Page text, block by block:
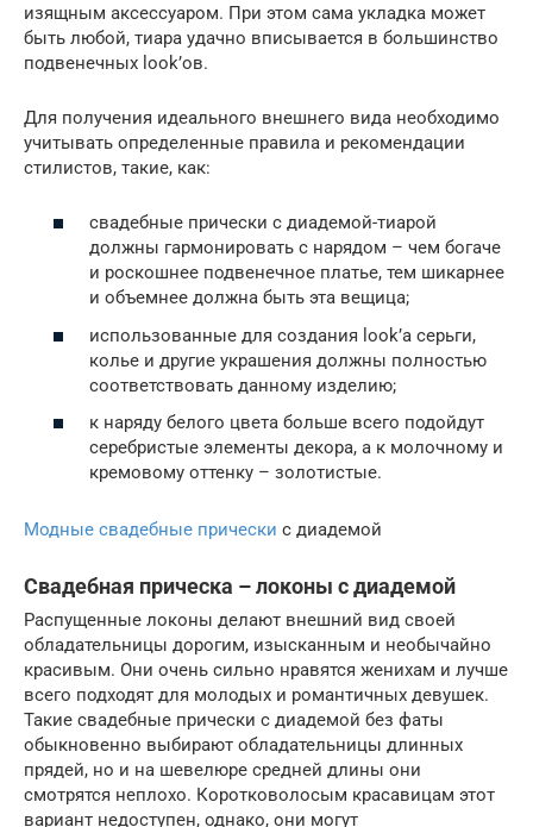
изящным аксессуаром. При этом сама укладка может
быть любой, тиара удачно вписывается в большинство
подвенечных look’ов.
Для получения идеального внешнего вида необходимо
учитывать определенные правила и рекомендации
стилистов, такие, как:
свадебные прически с диадемой-тиарой
должны гармонировать с нарядом – чем богаче
и роскошнее подвенечное платье, тем шикарнее
и объемнее должна быть эта вещица;
использованные для создания look’а серьги,
колье и другие украшения должны полностью
соответствовать данному изделию;
к наряду белого цвета больше всего подойдут
серебристые элементы декора, а к молочному и
кремовому оттенку – золотистые.
Модные свадебные прически с диадемой
Свадебная прическа – локоны с диадемой
Распущенные локоны делают внешний вид своей
обладательницы дорогим, изысканным и необычайно
красивым. Они очень сильно нравятся женихам и лучше
всего подходят для молодых и романтичных девушек.
Такие свадебные прически с диадемой без фаты
обыкновенно выбирают обладательницы длинных
прядей, но и на шевелюре средней длины они
смотрятся неплохо. Коротковолосым красавицам этот
вариант недоступен, однако, они могут